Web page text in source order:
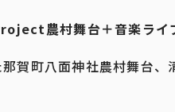
農村舞台＋音楽ライ
賀町八面神社農村舞台、